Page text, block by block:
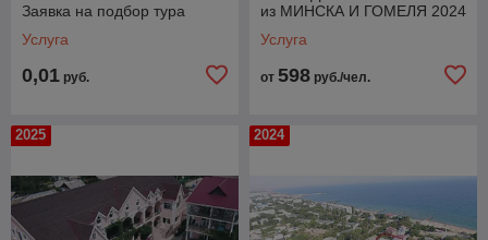
КРЫМУ также возможна. Оставляйте Ваши заявки на сайте
консультации.
Заявка на подбор тура
Услуга
0,01 руб.
из МИНСКА И ГОМЕЛЯ 2024
Услуга
от 598 руб./чел.
2025 2024